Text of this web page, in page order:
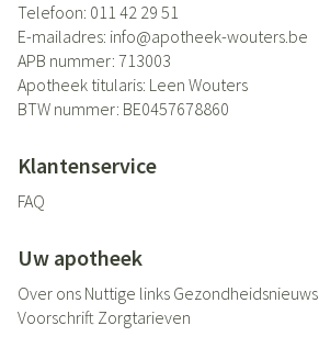
Telefoon: 011 42 29 51
E-mailadres: info@apotheek-wouters.be
APB nummer: 713003
Apotheek titularis: Leen Wouters
BTW nummer: BE0457678860
Klantenservice
FAQ
Uw apotheek
Over ons Nuttige links Gezondheidsnieuws
Voorschrift Zorgtarieven